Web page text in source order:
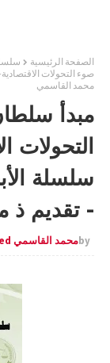
الصفحة الرئيسية
محمد القاسمي
مبدأ
سلسلة
- تقديم ذ
byمحمد القاسمي Al kacimi Mohamed